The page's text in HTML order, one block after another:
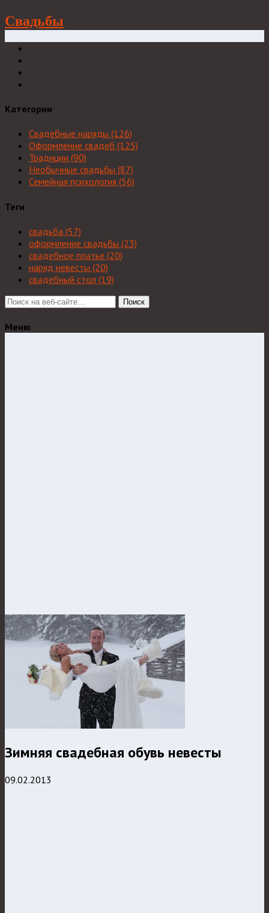
Свадьбы
Категории
Свадебные наряды (126)
Оформление свадеб (125)
Традиции (90)
Необычные свадьбы (87)
Семейная психология (56)
Теги
свадьба (57)
оформление свадьбы (23)
свадебное платье (20)
наряд невесты (20)
свадебный стол (19)
Поиск
Меню
Зимняя свадебная обувь невесты
09.02.2013